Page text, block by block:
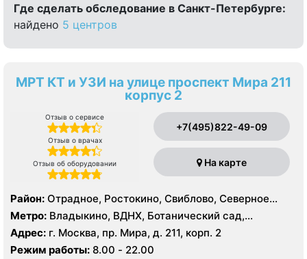
Где сделать обследование в Санкт-Петербурге:
найдено 5 центров
МРТ КТ и УЗИ на улице проспект Мира 211
корпус 2
Отзыв о сервисе
Отзыв о врачах
Отзыв об оборудовании
+7(495)822-49-09
На карте
Район: Отрадное, Ростокино, Свиблово, Северное
Медведково, Южное Медведково, Ярославский
Метро: Владыкино, ВДНХ, Ботанический сад,
Белокаменная , Бабушкинская, Отрадное, Ростокино,
Свиблово
Адрес: г. Москва, пр. Мира, д. 211, корп. 2
Режим работы: 8.00 - 22.00